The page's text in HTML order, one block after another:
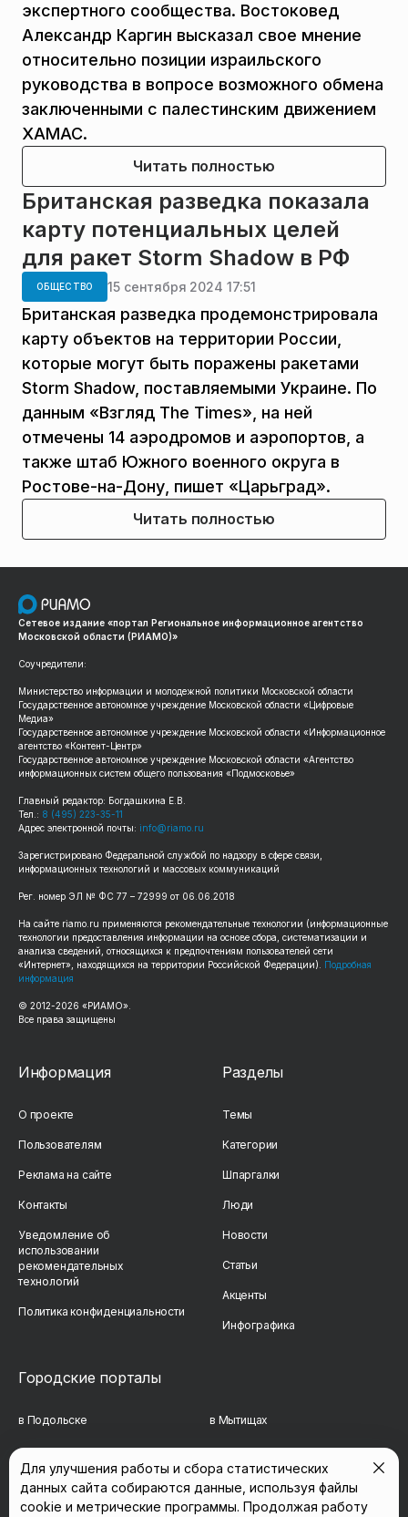
экспертного сообщества. Востоковед
Александр Каргин высказал свое мнение
относительно позиции израильского
руководства в вопросе возможного обмена
заключенными с палестинским движением
ХАМАС.
Читать полностью
Британская разведка показала
карту потенциальных целей
для ракет Storm Shadow в РФ
ОБЩЕСТВО 15 сентября 2024 17:51
Британская разведка продемонстрировала
карту объектов на территории России,
которые могут быть поражены ракетами
Storm Shadow, поставляемыми Украине. По
данным «Взгляд The Times», на ней
отмечены 14 аэродромов и аэропортов, а
также штаб Южного военного округа в
Ростове-на-Дону, пишет «Царьград».
Читать полностью
Сетевое издание «портал Региональное информационное агентство
Московской области (РИАМО)»
Соучредители:
Министерство информации и молодежной политики Московской области
Государственное автономное учреждение Московской области «Цифровые
Медиа»
Государственное автономное учреждение Московской области «Информационное
агентство «Контент-Центр»
Государственное автономное учреждение Московской области «Агентство
информационных систем общего пользования «Подмосковье»
Главный редактор: Богдашкина Е.В.
Тел.: 8 (495) 223-35-11
Адрес электронной почты: info@riamo.ru
Зарегистрировано Федеральной службой по надзору в сфере связи,
информационных технологий и массовых коммуникаций
Рег. номер ЭЛ № ФС 77 – 72999 от 06.06.2018
На сайте riamo.ru применяются рекомендательные технологии (информационные
технологии предоставления информации на основе сбора, систематизации и
анализа сведений, относящихся к предпочтениям пользователей сети
«Интернет», находящихся на территории Российской Федерации). Подробная
информация
© 2012-2026 «РИАМО».
Все права защищены
Информация
О проекте
Пользователям
Реклама на сайте
Контакты
Уведомление об
использовании
рекомендательных
технологий
Политика конфиденциальности
Разделы
Темы
Категории
Шпаргалки
Люди
Новости
Статьи
Акценты
Инфографика
Городские порталы
в Подольске в Мытищах
в Сергиевом Посаде в Люберцах
Для улучшения работы и сбора статистических
данных сайта собираются данные, используя файлы
cookie и метрические программы. Продолжая работу